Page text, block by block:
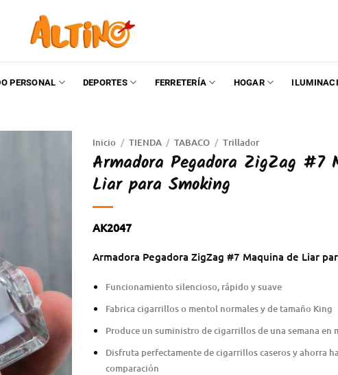
PERSONAL DEPORTES FERRETERÍA HOGAR
Inicio / TIENDA / TABACO / Trillador
Armadora Pegadora ZigZag #7
Liar para Smoking
AK2047
Armadora Pegadora ZigZag #7 Maquina de Liar
Funcionamiento silencioso, rápido y suave
Fabrica cigarrillos o mentol normales y de tamaño King
Produce un suministro de cigarrillos de una semana en
Disfruta perfectamente de cigarrillos caseros y ahorra
comparación